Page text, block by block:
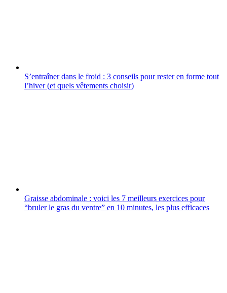
S’entraîner dans le froid : 3 conseils pour rester en forme tout
l’hiver (et quels vêtements choisir)
Graisse abdominale : voici les 7 meilleurs exercices pour
“bruler le gras du ventre” en 10 minutes, les plus efficaces